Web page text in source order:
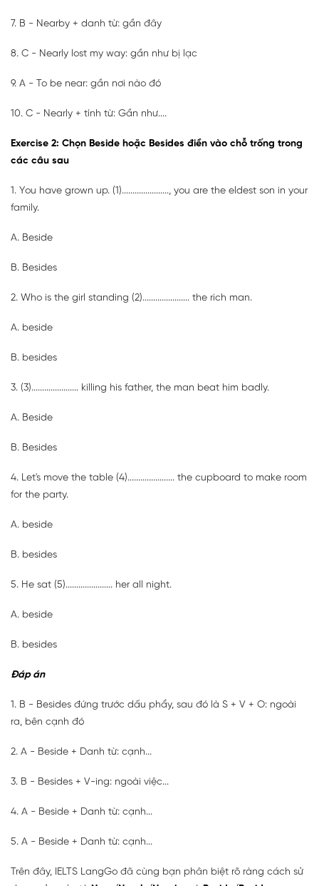
7. B - Nearby + danh từ: gần đây
8. C - Nearly lost my way: gần như bị lạc
9. A - To be near: gần nơi nào đó
10. C - Nearly + tính từ: Gần như....
Exercise 2: Chọn Beside hoặc Besides điền vào chỗ trống trong
các câu sau
1. You have grown up. (1)......................, you are the eldest son in your
family.
A. Beside
B. Besides
2. Who is the girl standing (2)...................... the rich man.
A. beside
B. besides
3. (3)...................... killing his father, the man beat him badly.
A. Beside
B. Besides
4. Let's move the table (4)...................... the cupboard to make room
for the party.
A. beside
B. besides
5. He sat (5)...................... her all night.
A. beside
B. besides
Đáp án
1. B - Besides đứng trước dấu phẩy, sau đó là S + V + O: ngoài
ra, bên cạnh đó
2. A - Beside + Danh từ: cạnh...
3. B - Besides + V-ing: ngoài việc...
4. A - Beside + Danh từ: cạnh...
5. A - Beside + Danh từ: cạnh...
Trên đây, IELTS LangGo đã cùng bạn phân biệt rõ ràng cách sử